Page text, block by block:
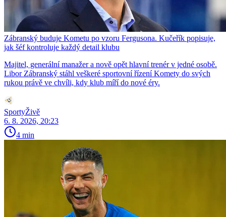
Zábranský buduje Kometu po vzoru Fergusona. Kučeřík popisuje,
jak šéf kontroluje každý detail klubu
Majitel, generální manažer a nově opět hlavní trenér v jedné osobě.
Libor Zábranský stáhl veškeré sportovní řízení Komety do svých
rukou právě ve chvíli, kdy klub míří do nové éry.
SportyŽivě
6. 8. 2026, 20:23
4 min